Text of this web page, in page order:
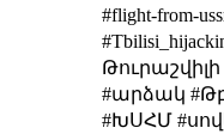
#flight-from-
#արձակ
#ԽՍՀՄ